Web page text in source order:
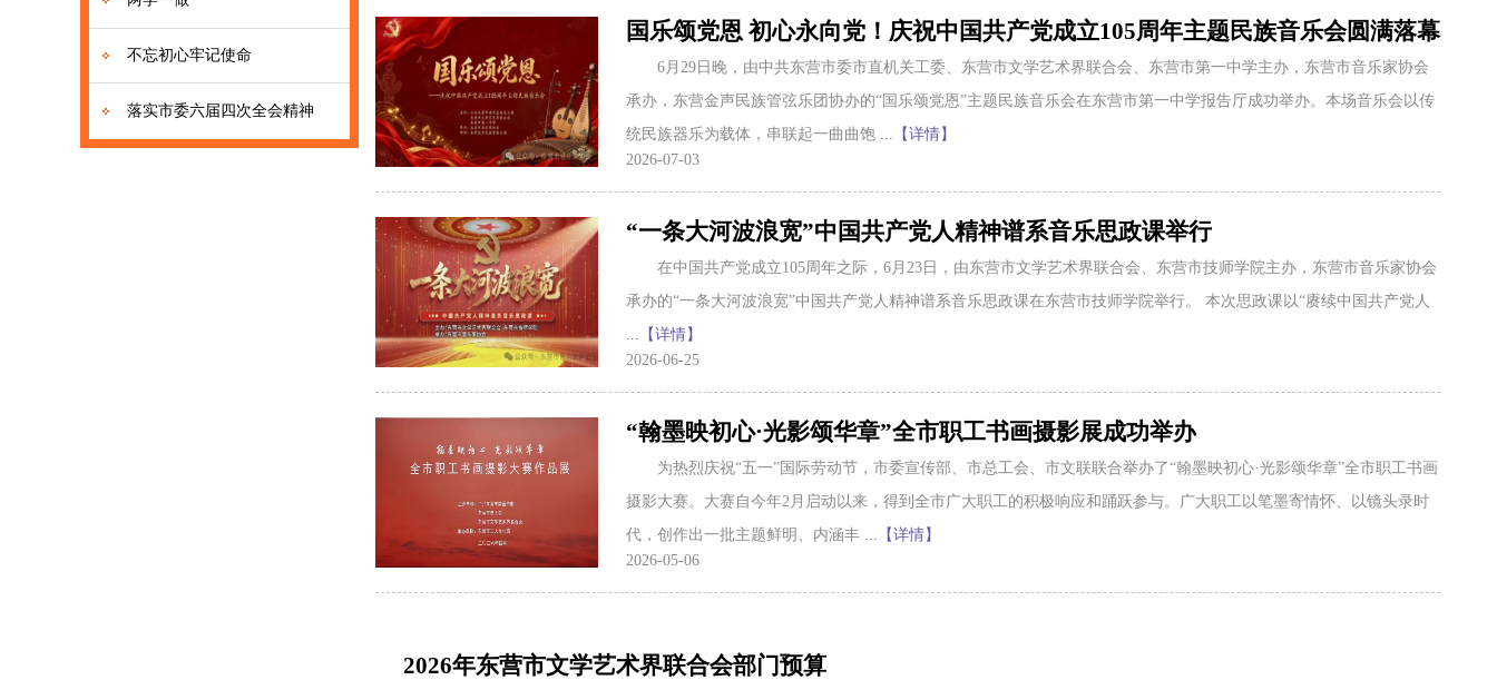
不忘初心牢记使命
落实市委六届四次全会精神
国乐颂党恩 初心永向党！庆祝中国共产党成立105周年主题民族音乐会圆满落幕
6月29日晚，由中共东营市委市直机关工委、东营市文学艺术界联合会、东营市第一中学主办，东营市音乐家协会
承办，东营金声民族管弦乐团协办的“国乐颂党恩”主题民族音乐会在东营市第一中学报告厅成功举办。本场音乐会以传
统民族器乐为载体，串联起一曲曲饱
...【详情】
2026-07-03
“一条大河波浪宽”中国共产党人精神谱系音乐思政课举行
在中国共产党成立105周年之际，6月23日，由东营市文学艺术界联合会、东营市技师学院主办，东营市音乐家协会
承办的“一条大河波浪宽”中国共产党人精神谱系音乐思政课在东营市技师学院举行。 本次思政课以“赓续中国共产党人
...【详情】
2026-06-25
“翰墨映初心·光影颂华章”全市职工书画摄影展成功举办
为热烈庆祝“五一”国际劳动节，市委宣传部、市总工会、市文联联合举办了“翰墨映初心·光影颂华章”全市职工书画
摄影大赛。大赛自今年2月启动以来，得到全市广大职工的积极响应和踊跃参与。广大职工以笔墨寄情怀、以镜头录时
代，创作出一批主题鲜明、内涵丰
...【详情】
2026-05-06
2026年东营市文学艺术界联合会部门预算